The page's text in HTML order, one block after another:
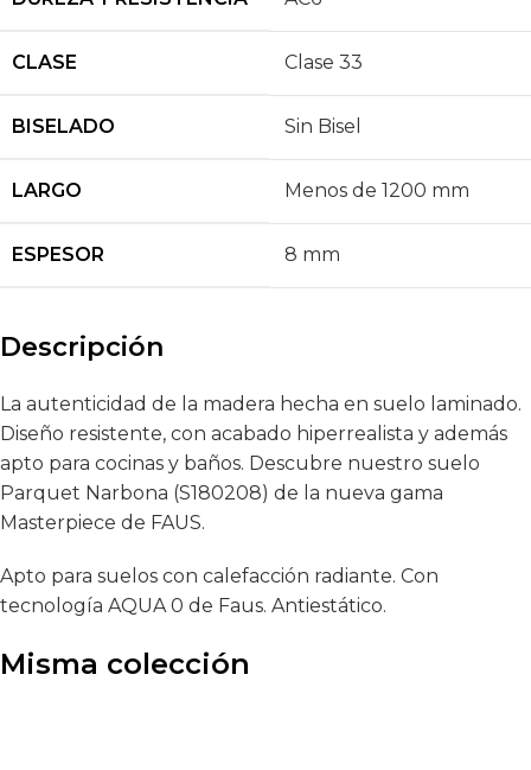
CLASE Clase 33
BISELADO Sin Bisel
LARGO Menos de 1200 mm
ESPESOR 8 mm
Descripción
La autenticidad de la madera hecha en suelo laminado.
Diseño resistente, con acabado hiperrealista y además
apto para cocinas y baños. Descubre nuestro suelo
Parquet Narbona (S180208) de la nueva gama
Masterpiece de FAUS.
Apto para suelos con calefacción radiante. Con
tecnología AQUA 0 de Faus. Antiestático.
Misma colección